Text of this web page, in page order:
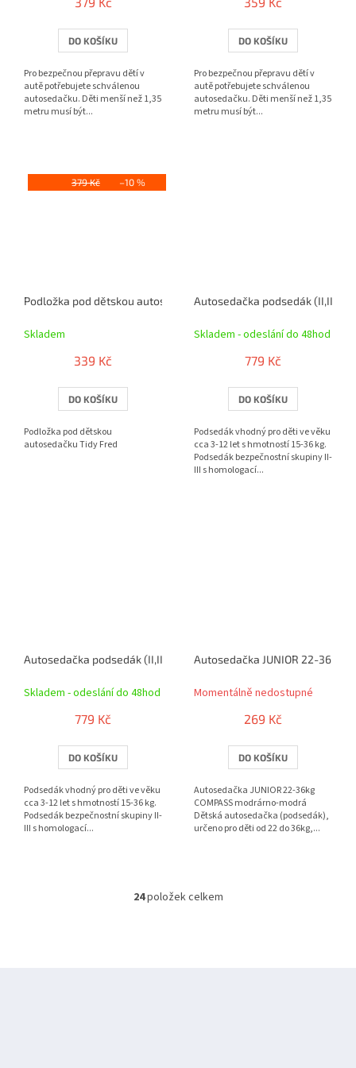
DO KOŠÍKU
Pro bezpečnou přepravu dětí v
autě potřebujete schválenou
autosedačku. Děti menší než 1,35
metru musí být...
DO KOŠÍKU
Pro bezpečnou přepravu dětí v
autě potřebujete schválenou
autosedačku. Děti menší než 1,35
metru musí být...
379 Kč –10 %
Podložka pod dětskou autosedačku Tidy Fred
Skladem
339 Kč
DO KOŠÍKU
Podložka pod dětskou
autosedačku Tidy Fred
Autosedačka podsedák (II,III)
Skladem - odeslání do 48hod
779 Kč
DO KOŠÍKU
Podsedák vhodný pro děti ve věku
cca 3-12 let s hmotností 15-36 kg.
Podsedák bezpečnostní skupiny II-
III s homologací...
Autosedačka podsedák (II,III) 15-36kg MINNIE II
Skladem - odeslání do 48hod
779 Kč
DO KOŠÍKU
Podsedák vhodný pro děti ve věku
cca 3-12 let s hmotností 15-36 kg.
Podsedák bezpečnostní skupiny II-
III s homologací...
Autosedačka JUNIOR 22-36kg
Momentálně nedostupné
269 Kč
DO KOŠÍKU
Autosedačka JUNIOR 22-36kg
COMPASS modrárno-modrá
Dětská autosedačka (podsedák),
určeno pro děti od 22 do 36kg,...
O
24položek celkem